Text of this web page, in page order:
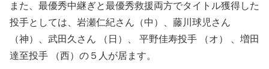
また、最優秀中継ぎと最優秀救援両方でタイトル獲得した
投手としては、岩瀬仁紀さん（中）、藤川球児さん
（神）、武田久さん （日）、 平野佳寿投手 （オ） 、増田
達至投手 （西）の５人が居ます。